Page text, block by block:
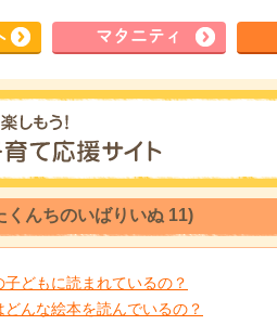
マタ ニティ
くんちのいばりいぬ 11)
子どもに読まれているの？
どんな絵本を読んでいるの？